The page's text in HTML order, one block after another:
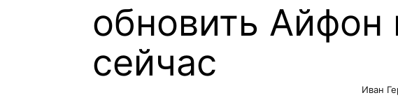
обновить Айфон
сейчас
Иван